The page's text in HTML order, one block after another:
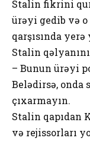
Stalin fikrini
ürəyi gedib və o
qarşısında yerə
Stalin
– Bunun ürəyi
Belədirsə, onda
çıxarmayın.
Stalin qapıdan
və rejissorları